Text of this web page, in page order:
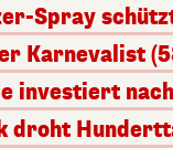
Spray
Karnevalist
investiert
droht